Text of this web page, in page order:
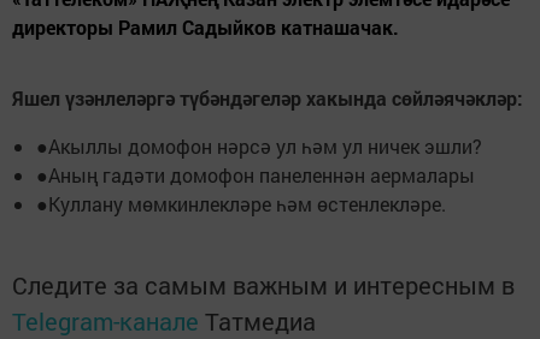
директоры Рамил Садыйков катнашачак.
Яшел үзәнлеләргә түбәндәгеләр хакында сөйләячәкләр:
●Акыллы домофон нәрсә ул һәм ул ничек эшли?
●Аның гадәти домофон панеленнән аермалары
●Куллану мөмкинлекләре һәм өстенлекләре.
Следите за самым важным и интересным в
Telegram-канале Татмедиа